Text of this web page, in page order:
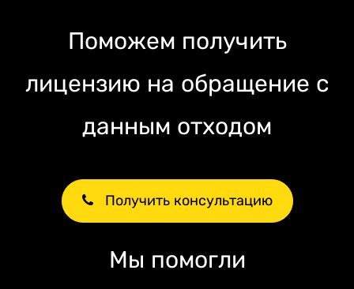
Поможем получить
лицензию на обращение с
данным отходом
Получить консультацию
Мы помогли